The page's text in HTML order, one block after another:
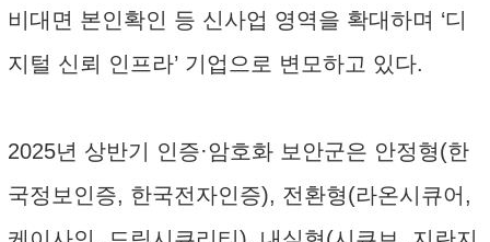
비대면 본인확인 등 신사업 영역을 확대하며 ‘디
지털 신뢰 인프라’ 기업으로 변모하고 있다.
2025년 상반기 인증·암호화 보안군은 안정형(한
국정보인증, 한국전자인증), 전환형(라온시큐어,